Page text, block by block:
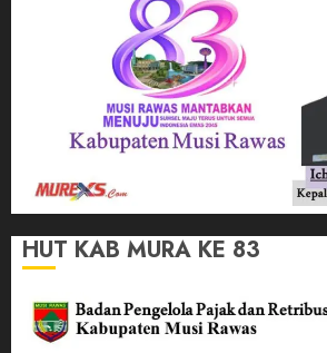
HUT KAB MURA KE 83